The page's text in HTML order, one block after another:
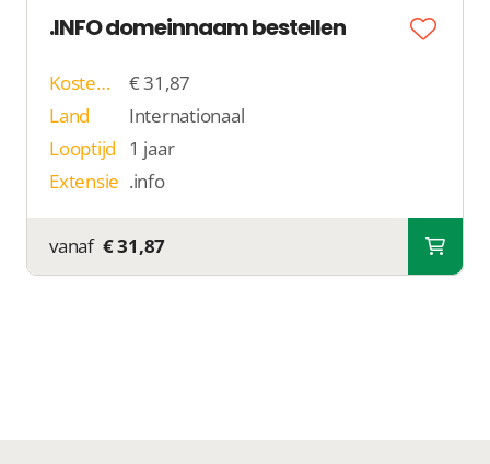
.INFO domeinnaam bestellen
Kosten p/j
€ 31,87
Land
Internationaal
Looptijd
1 jaar
Extensie .info
vanaf € 31,87